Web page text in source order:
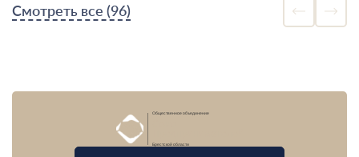
Смотреть все (96)
Общественное объединение
Брестской области